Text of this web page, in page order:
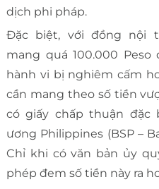
dịch phi pháp.
Đặc biệt, với đồng nội
mang quá 100.000
hành vi bị nghiêm cấm
cần mang theo số tiền
có giấy chấp thuận đặc
ương Philippines (BSP –
Chỉ khi có văn bản ủy
phép đem số tiền này ra